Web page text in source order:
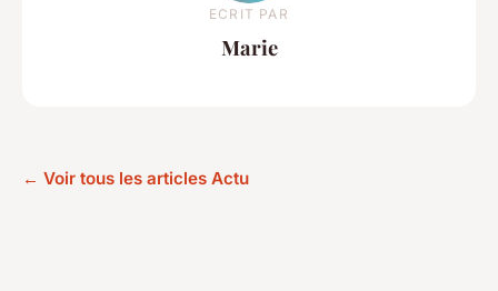
ECRIT PAR
Marie
← Voir tous les articles Actu